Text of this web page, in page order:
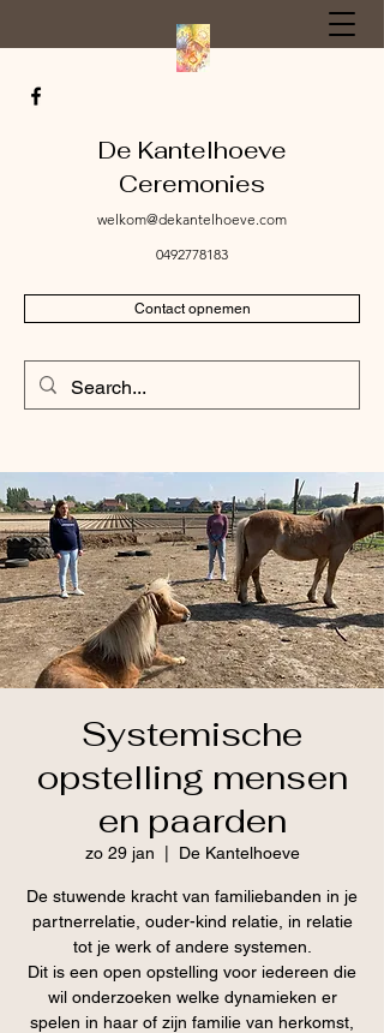
De Kantelhoeve
Ceremonies
welkom@dekantelhoeve.com
0492778183
Contact opnemen
Systemische
opstelling mensen
en paarden
zo 29 jan De Kantelhoeve
De stuwende kracht van familiebanden in je
partnerrelatie, ouder-kind relatie, in relatie
tot je werk of andere systemen.
Dit is een open opstelling voor iedereen die
wil onderzoeken welke dynamieken er
spelen in haar of zijn familie van herkomst,